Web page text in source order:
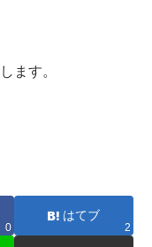
ます。
0
はてブ
2